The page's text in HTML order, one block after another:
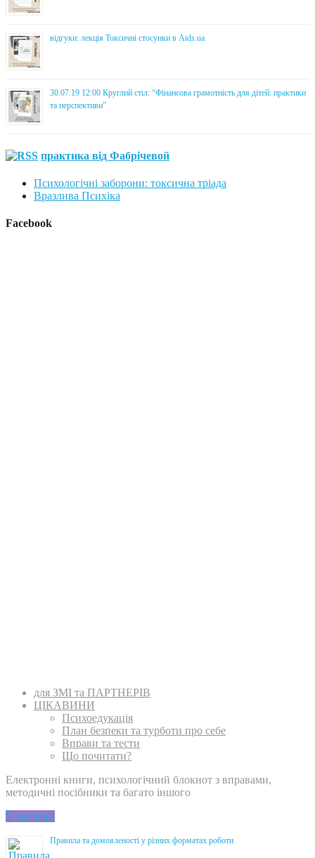
відгуки: лекція Токсичні стосунки в Aids.ua
30.07.19 12:00 Круглий стіл: “Фінансова грамотність для дітей: практики
та перспективи”
практика від Фабрічевой
Психологічні заборони: токсична тріада
Вразлива Психіка
Facebook
для ЗМІ та ПАРТНЕРІВ
ЦІКАВИНИ
Психоедукація
План безпеки та турботи про себе
Вправи та тести
Що почитати?
Електронні книги, психологічний блокнот з вправами,
методичні посібники та багато іншого
У магазин
Правила та домовленості у різних форматах роботи